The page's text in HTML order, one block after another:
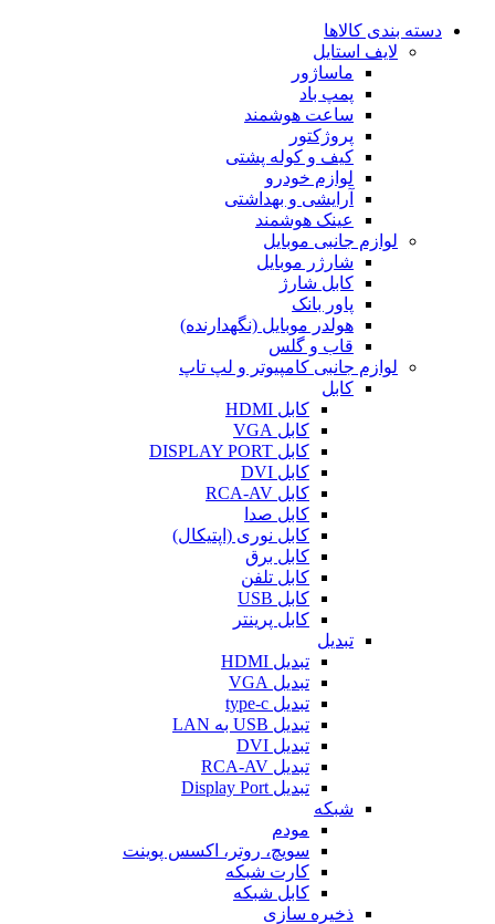
دسته بندی کالاها
لایف استایل
ماساژور
پمپ باد
ساعت هوشمند
پروژکتور
کیف و کوله پشتی
لوازم خودرو
آرایشی و بهداشتی
عینک هوشمند
لوازم جانبی موبایل
شارژر موبایل
کابل شارژ
پاور بانک
هولدر موبایل (نگهدارنده)
قاب و گلس
لوازم جانبی کامپیوتر و لپ تاپ
کابل
کابل HDMI
کابل VGA
کابل DISPLAY PORT
کابل DVI
کابل RCA-AV
کابل صدا
کابل نوری (اپتیکال)
کابل برق
کابل تلفن
کابل USB
کابل پرینتر
تبدیل
تبدیل HDMI
تبدیل VGA
تبدیل type-c
تبدیل USB به LAN
تبدیل DVI
تبدیل RCA-AV
تبدیل Display Port
شبکه
مودم
سویچ، روتر، اکسس پوینت
کارت شبکه
کابل شبکه
ذخیره سازی